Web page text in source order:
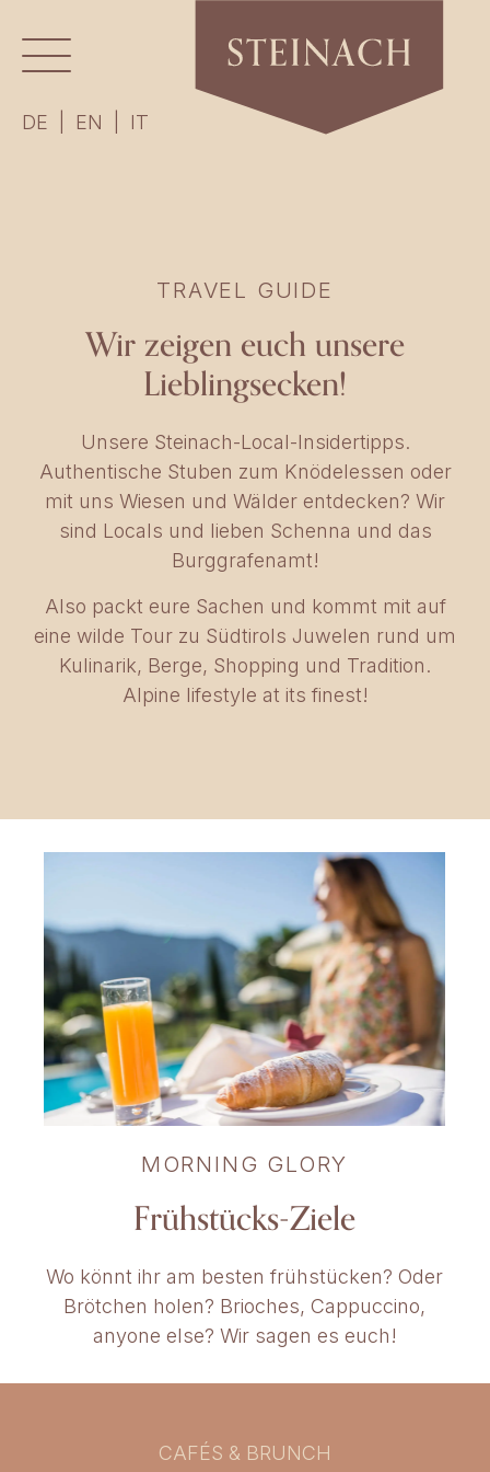
DE EN IT
TRAVEL GUIDE
Wir zeigen euch unsere
Lieblingsecken!
Unsere Steinach-Local-Insidertipps.
Authentische Stuben zum Knödelessen oder
mit uns Wiesen und Wälder entdecken? Wir
sind Locals und lieben Schenna und das
Burggrafenamt!
Also packt eure Sachen und kommt mit auf
eine wilde Tour zu Südtirols Juwelen rund um
Kulinarik, Berge, Shopping und Tradition.
Alpine lifestyle at its finest!
MORNING GLORY
Frühstücks-Ziele
Wo könnt ihr am besten frühstücken? Oder
Brötchen holen? Brioches, Cappuccino,
anyone else? Wir sagen es euch!
CAFÉS & BRUNCH